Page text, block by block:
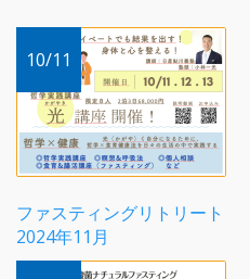
10/11
ファスティングリトリート
2024年11月